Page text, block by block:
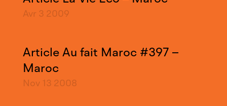
Avr 3 2009
Article Au fait Maroc #397 –
Maroc
Nov 13 2008